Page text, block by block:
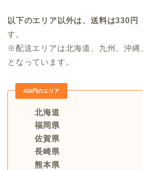
以下のエリア以外は、送料は330円
す。
※配送エリアは北海道、九州、沖縄
となっています。
450円のエリア
北海道
福岡県
佐賀県
長崎県
熊本県